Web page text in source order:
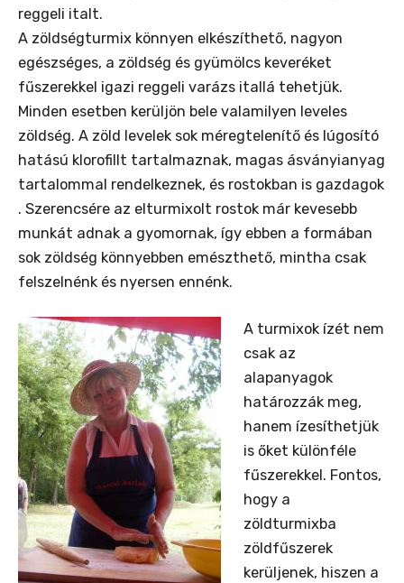
reggeli italt.
A zöldségturmix könnyen elkészíthető, nagyon
egészséges, a zöldség és gyümölcs keveréket
fűszerekkel igazi reggeli varázs itallá tehetjük.
Minden esetben kerüljön bele valamilyen leveles
zöldség. A zöld levelek sok méregtelenítő és lúgosító
hatású klorofillt tartalmaznak, magas ásványianyag
tartalommal rendelkeznek, és rostokban is gazdagok
. Szerencsére az elturmixolt rostok már kevesebb
munkát adnak a gyomornak, így ebben a formában
sok zöldség könnyebben emészthető, mintha csak
felszelnénk és nyersen ennénk.
A turmixok ízét nem
csak az
alapanyagok
határozzák meg,
hanem ízesíthetjük
is őket különféle
fűszerekkel. Fontos,
hogy a
zöldturmixba
zöldfűszerek
kerüljenek, hiszen a